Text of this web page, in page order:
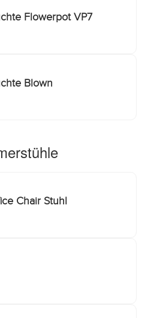
Flowerpot VP7
Blown
Chair Stuhl